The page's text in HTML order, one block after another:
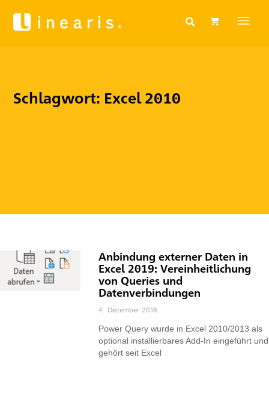
Schlagwort: Excel 2010
Anbindung externer Daten in
Excel 2019: Vereinheitlichung
von Queries und
Datenverbindungen
4. Dezember 2018
Power Query wurde in Excel 2010/2013 als
optional installierbares Add-In eingeführt und
gehört seit Excel